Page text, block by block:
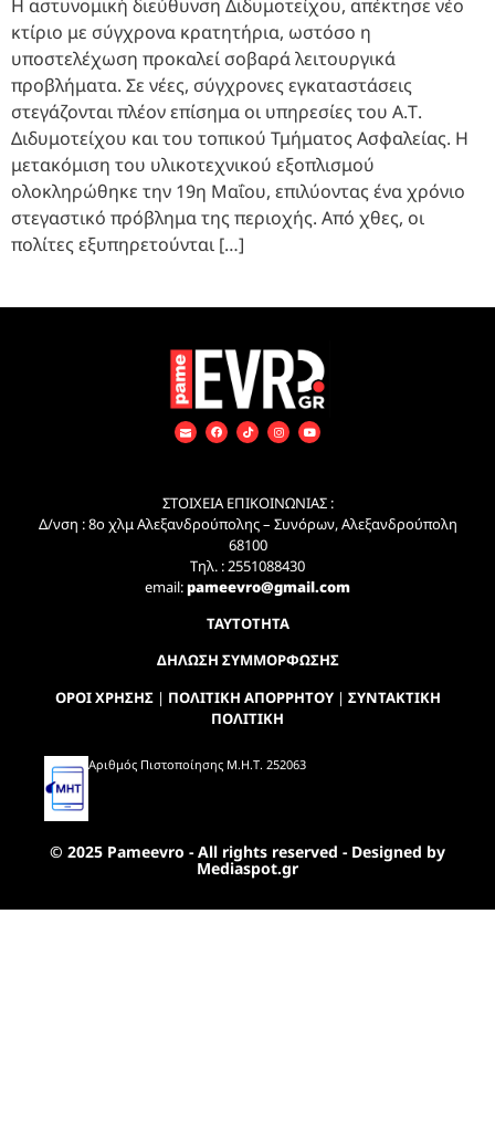
Η αστυνομική διεύθυνση Διδυμοτείχου, απέκτησε νέο
κτίριο με σύγχρονα κρατητήρια, ωστόσο η
υποστελέχωση προκαλεί σοβαρά λειτουργικά
προβλήματα. Σε νέες, σύγχρονες εγκαταστάσεις
στεγάζονται πλέον επίσημα οι υπηρεσίες του Α.Τ.
Διδυμοτείχου και του τοπικού Τμήματος Ασφαλείας. Η
μετακόμιση του υλικοτεχνικού εξοπλισμού
ολοκληρώθηκε την 19η Μαΐου, επιλύοντας ένα χρόνιο
στεγαστικό πρόβλημα της περιοχής. Από χθες, οι
πολίτες εξυπηρετούνται […]
ΣΤΟΙΧΕΙΑ ΕΠΙΚΟΙΝΩΝΙΑΣ :
Δ/νση : 8ο χλμ Αλεξανδρούπολης – Συνόρων, Αλεξανδρούπολη
68100
Τηλ. : 2551088430
email:pameevro@gmail.com
ΤΑΥΤΟΤΗΤΑ
ΔΗΛΩΣΗ ΣΥΜΜΟΡΦΩΣΗΣ
ΟΡΟΙ ΧΡΗΣΗΣ| ΠΟΛΙΤΙΚΗ ΑΠΟΡΡΗΤΟΥ| ΣΥΝΤΑΚΤΙΚΗ
ΠΟΛΙΤΙΚΗ
Αριθμός Πιστοποίησης Μ.Η.Τ. 252063
© 2025 Pameevro - All rights reserved - Designed by
Mediaspot.gr